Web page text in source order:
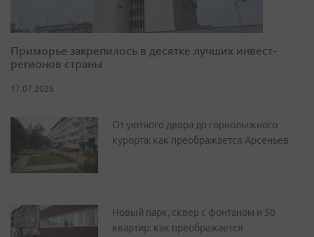
Приморье закрепилось в десятке лучших инвест-
регионов страны
17.07.2026
От уютного двора до горнолыжного
курорта: как преображается Арсеньев
Новый парк, сквер с фонтаном и 50
квартир: как преображается